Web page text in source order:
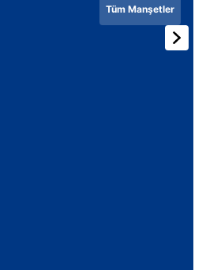
Tüm Manşetler